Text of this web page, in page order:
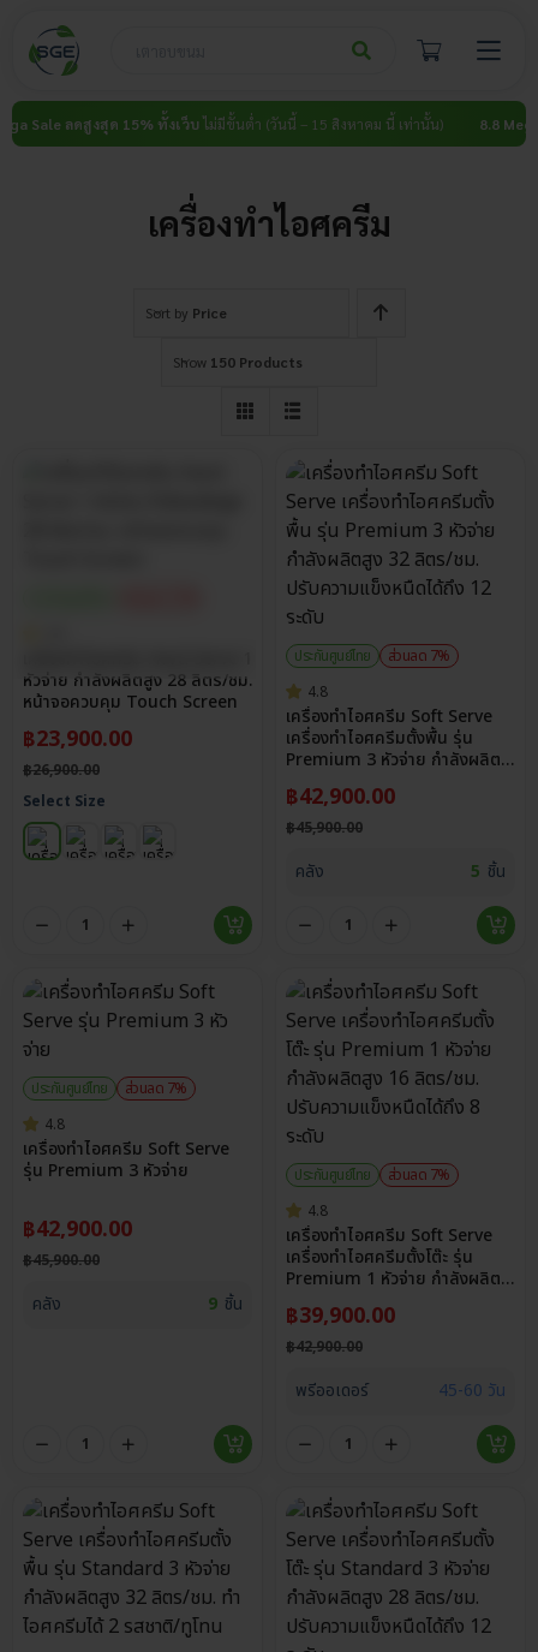
content
Sale ลดสูงสุด 15% ทั้งเว็บไม่มีขั้นต่ำ (วันนี้ – 15 สิงหาคม นี้ เท่านั้น) 8.8
เครื่องทำไอศครีม
Sort by Price
Show 150 Products
หัวจ่าย กำลังผลิตสูง 28 ลิตร/ชม.
หน้าจอควบคุม Touch Screen
฿23,900.00
฿26,900.00
Select Size
ประกันศูนย์ไทย
ส่วนลด 7%
4.8
เครื่องทำไอศครีม Soft Serve
เครื่องทำไอศครีมตั้งพื้น รุ่น
Premium 3 หัวจ่าย กำลังผลิต
หนืดได้ถึง 12 ระดับ
฿42,900.00
฿45,900.00
คลัง 5 ชิ้น
ประกันศูนย์ไทย
ส่วนลด 7%
4.8
เครื่องทําไอศครีม Soft Serve
รุ่น Premium 3 หัวจ่าย
฿42,900.00
฿45,900.00
คลัง 9 ชิ้น
ประกันศูนย์ไทย
ส่วนลด 7%
4.8
เครื่องทำไอศครีม Soft Serve
เครื่องทำไอศครีมตั้งโต๊ะ รุ่น
Premium 1 หัวจ่าย กำลังผลิต
หนืดได้ถึง 8 ระดับ
฿39,900.00
฿42,900.00
พรีออเดอร์ 45-60 วัน